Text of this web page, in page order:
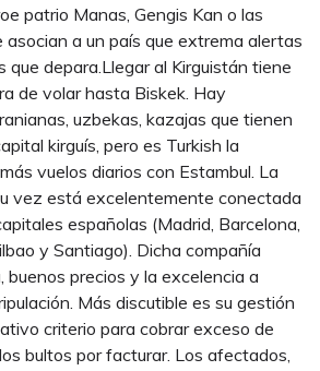
patrio Manas, Gengis Kan o las
a un país que extrema alertas
que depara.Llegar al Kirguistán tiene
de volar hasta Biskek. Hay
uzbekas, kazajas que tienen
kirguís, pero es Turkish la
vuelos diarios con Estambul. La
vez está excelentemente conectada
españolas (Madrid, Barcelona,
y Santiago). Dicha compañía
precios y la excelencia a
Más discutible es su gestión
criterio para cobrar exceso de
bultos por facturar. Los afectados,